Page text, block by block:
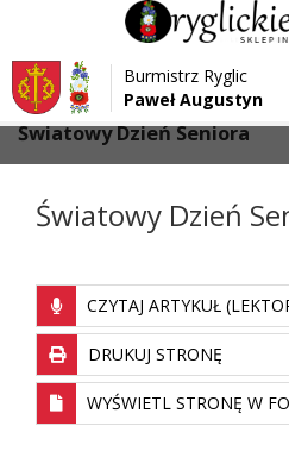
Przejdź do menu
Przejdź do głównej treści strony
Przejdź do stopki strony
Burmistrz Ryglic
Paweł Augustyn
Strona główna > Aktualności
Światowy Dzień Seniora
Światowy Dzień
CZYTAJ ARTYKUŁ
DRUKUJ STRONĘ
WYŚWIETL STRONĘ W